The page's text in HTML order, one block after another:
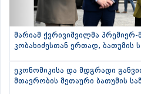
მარიამ ქვრივიშვილმა
კობახიძესთან ერთად, ბათუმის
ეკონომიკისა და მდგრადი
მთავრობის მეთაური ბათუმის